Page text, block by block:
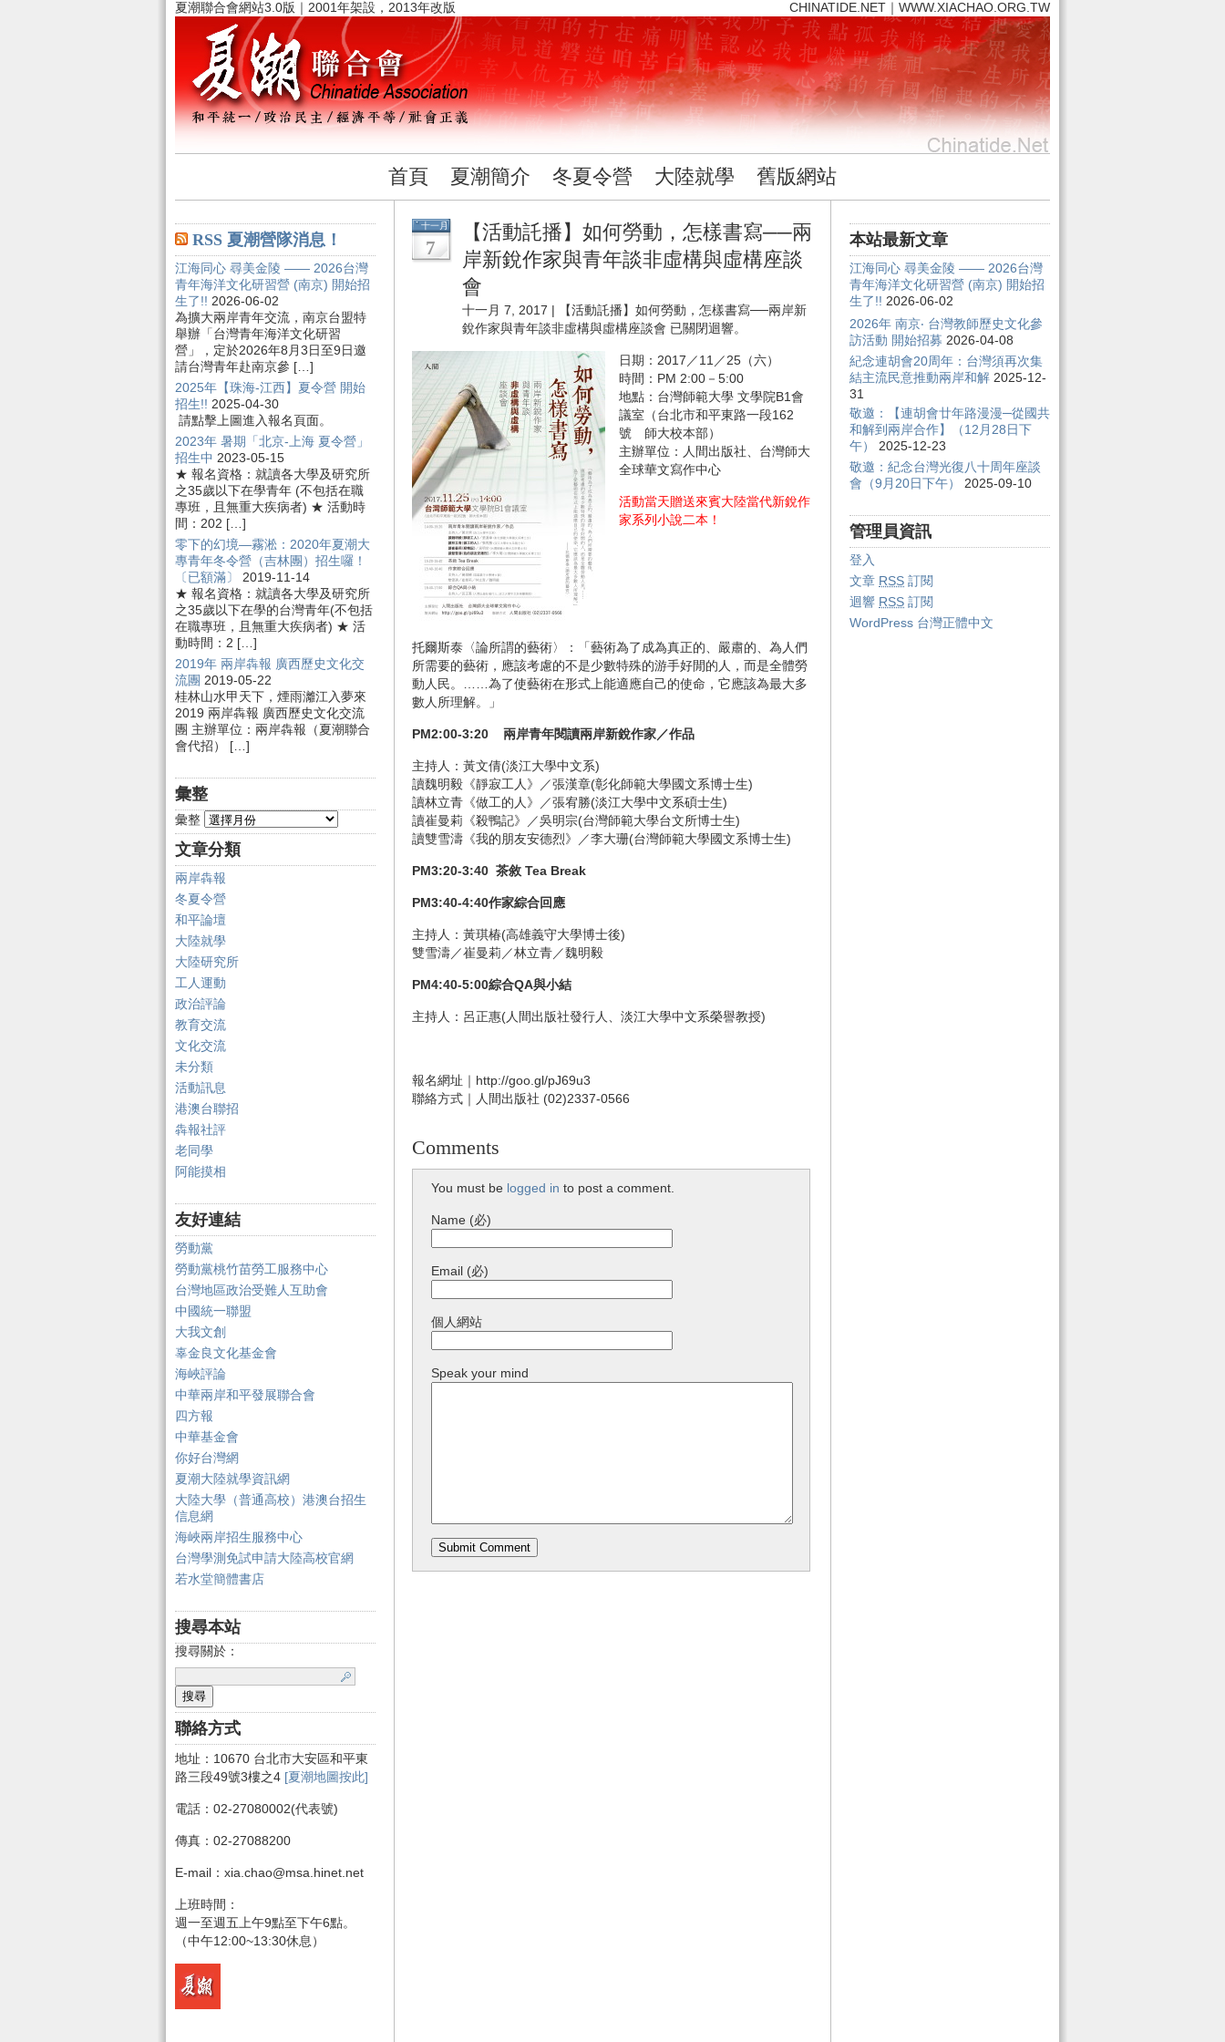
夏潮聯合會網站3.0版｜2001年架設，2013年改版 CHINATIDE.NET｜WWW.XIACHAO.ORG.TW
首頁 夏潮簡介 冬夏令營 大陸就學 舊版網站
RSS 夏潮營隊消息！
江海同心 尋美金陵 —— 2026台灣
青年海洋文化研習營 (南京) 開始招
生了!! 2026-06-02
為擴大兩岸青年交流，南京台盟特
舉辦「台灣青年海洋文化研習
營」，定於2026年8月3日至9日邀
請台灣青年赴南京參 […]
2025年【珠海-江西】夏令營 開始
招生!! 2025-04-30
請點擊上圖進入報名頁面。
2023年 暑期「北京-上海 夏令營」
招生中 2023-05-15
★ 報名資格：就讀各大學及研究所
之35歲以下在學青年 (不包括在職
專班，且無重大疾病者) ★ 活動時
間：202 […]
零下的幻境—霧淞：2020年夏潮大
專青年冬令營（吉林團）招生囉！
〔已額滿〕
2019-11-14
★ 報名資格：就讀各大學及研究所
之35歲以下在學的台灣青年(不包括
在職專班，且無重大疾病者) ★ 活
動時間：2 […]
2019年 兩岸犇報 廣西歷史文化交
流團 2019-05-22
桂林山水甲天下，煙雨灕江入夢來
2019 兩岸犇報 廣西歷史文化交流
團 主辦單位：兩岸犇報（夏潮聯合
會代招） […]
彙整
彙整
文章分類
兩岸犇報
冬夏令營
和平論壇
大陸就學
大陸研究所
工人運動
政治評論
教育交流
文化交流
未分類
活動訊息
港澳台聯招
犇報社評
老同學
阿能摸相
友好連結
勞動黨
勞動黨桃竹苗勞工服務中心
台灣地區政治受難人互助會
中國統一聯盟
大我文創
辜金良文化基金會
海峽評論
中華兩岸和平發展聯合會
四方報
中華基金會
你好台灣網
夏潮大陸就學資訊網
大陸大學（普通高校）港澳台招生
信息網
海峽兩岸招生服務中心
台灣學測免試申請大陸高校官網
若水堂簡體書店
搜尋本站
搜尋關於：
聯絡方式
地址：10670 台北市大安區和平東
路三段49號3樓之4 [夏潮地圖按此]
電話：02-27080002(代表號)
傳真：02-27088200
E-mail：xia.chao@msa.hinet.net
上班時間：
週一至週五上午9點至下午6點。
（中午12:00~13:30休息）
十一月
7
【活動託播】如何勞動，怎樣書寫──兩
岸新銳作家與青年談非虛構與虛構座談
會
十一月 7, 2017 |
【活動託播】如何勞動，怎樣書寫──兩岸新
銳作家與青年談非虛構與虛構座談會 已關閉迴響。
日期：2017／11／25（六）
時間：PM 2:00－5:00
地點：台灣師範大學 文學院B1會
議室（台北市和平東路一段162
號 師大校本部）
主辦單位：人間出版社、台灣師大
全球華文寫作中心
活動當天贈送來賓大陸當代新銳作
家系列小說二本！
托爾斯泰〈論所謂的藝術〉：「藝術為了成為真正的、嚴肅的、為人們
所需要的藝術，應該考慮的不是少數特殊的游手好閒的人，而是全體勞
動人民。……為了使藝術在形式上能適應自己的使命，它應該為最大多
數人所理解。」
PM2:00-3:20 兩岸青年閱讀兩岸新銳作家／作品
主持人：黃文倩(淡江大學中文系)
讀魏明毅《靜寂工人》／張漢章(彰化師範大學國文系博士生)
讀林立青《做工的人》／張宥勝(淡江大學中文系碩士生)
讀崔曼莉《殺鴨記》／吳明宗(台灣師範大學台文所博士生)
讀雙雪濤《我的朋友安德烈》／李大珊(台灣師範大學國文系博士生)
PM3:20-3:40 茶敘 Tea Break
PM3:40-4:40作家綜合回應
主持人：黃琪椿(高雄義守大學博士後)
雙雪濤／崔曼莉／林立青／魏明毅
PM4:40-5:00綜合QA與小結
主持人：呂正惠(人間出版社發行人、淡江大學中文系榮譽教授)
報名網址｜http://goo.gl/pJ69u3
聯絡方式｜人間出版社 (02)2337-0566
Comments
You must be logged in to post a comment.
Name (必)
Email (必)
個人網站
Speak your mind
本站最新文章
江海同心 尋美金陵 —— 2026台灣
青年海洋文化研習營 (南京) 開始招
生了!! 2026-06-02
2026年 南京‧ 台灣教師歷史文化參
訪活動 開始招募 2026-04-08
紀念連胡會20周年：台灣須再次集
結主流民意推動兩岸和解 2025-12-
31
敬邀：【連胡會廿年路漫漫─從國共
和解到兩岸合作】（12月28日下
午）
2025-12-23
敬邀：紀念台灣光復八十周年座談
會（9月20日下午）
2025-09-10
管理員資訊
登入
文章 RSS 訂閱
迴響 RSS 訂閱
WordPress 台灣正體中文